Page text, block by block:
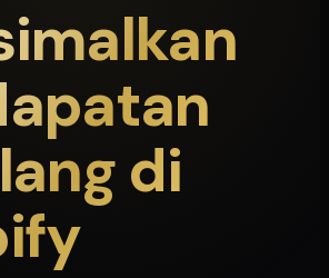
di